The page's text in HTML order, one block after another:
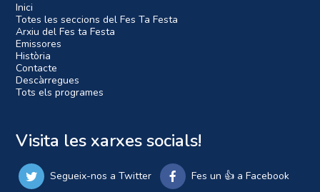
Inici
Totes les seccions del Fes Ta Festa
Arxiu del Fes ta Festa
Emissores
Història
Contacte
Descàrregues
Tots els programes
Visita les xarxes socials!
Segueix-nos a Twitter Fes un 👍 a Facebook